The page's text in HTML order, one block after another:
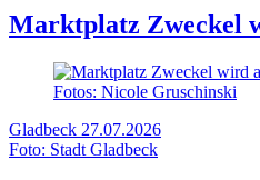
Marktplatz Zweckel
Fotos: Nicole Gruschinski
Gladbeck 27.07.2026
Foto: Stadt Gladbeck